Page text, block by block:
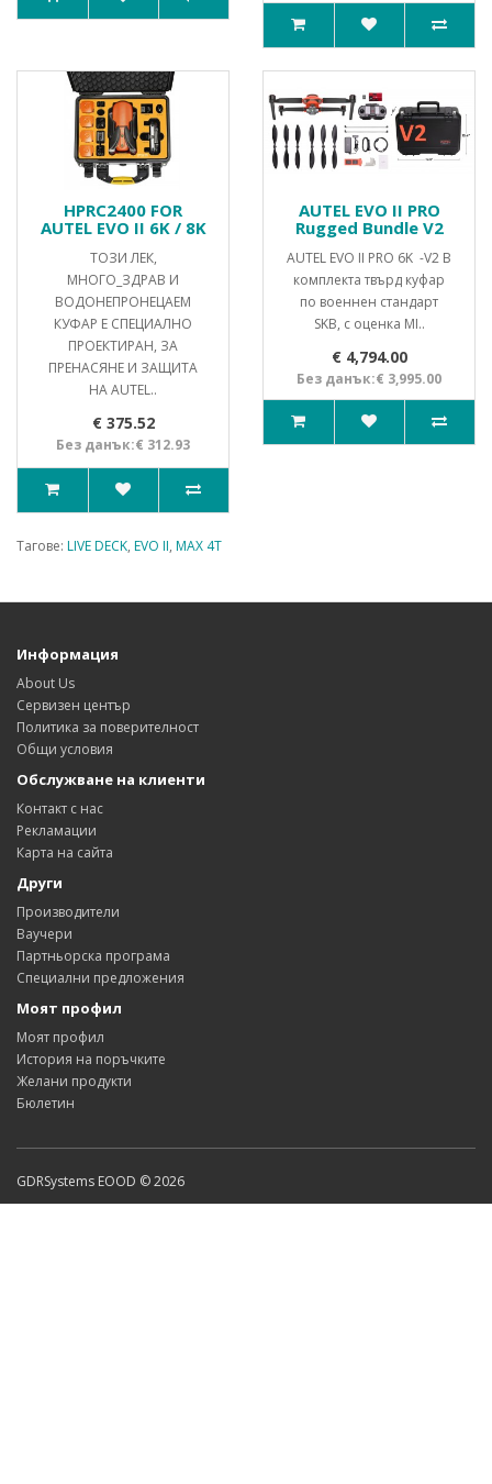
HPRC2400 FOR
AUTEL EVO II 6K / 8K
ТОЗИ ЛЕК,
МНОГО_ЗДРАВ И
ВОДОНЕПРОНЕЦАЕМ
КУФАР Е СПЕЦИАЛНО
ПРОЕКТИРАН, ЗА
ПРЕНАСЯНЕ И ЗАЩИТА
НА AUTEL..
€ 375.52
Без данък:€ 312.93
AUTEL EVO II PRO
Rugged Bundle V2
AUTEL EVO II PRO 6K -V2 В
комплекта твърд куфар
по военнен стандарт
SKB, с оценка MI..
€ 4,794.00
Без данък:€ 3,995.00
Тагове: LIVE DECK, EVO II, MAX 4T
Информация
About Us
Сервизен център
Политика за поверителност
Общи условия
Обслужване на клиенти
Контакт с нас
Рекламации
Карта на сайта
Други
Производители
Ваучери
Партньорска програма
Специални предложения
Моят профил
Моят профил
История на поръчките
Желани продукти
Бюлетин
GDRSystems EOOD © 2026